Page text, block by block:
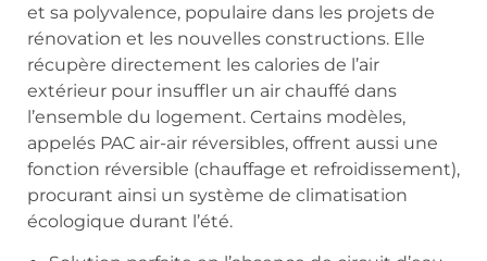
et sa polyvalence, populaire dans les projets de
rénovation et les nouvelles constructions. Elle
récupère directement les calories de l’air
extérieur pour insuffler un air chauffé dans
l’ensemble du logement. Certains modèles,
appelés PAC air-air réversibles, offrent aussi une
fonction réversible (chauffage et refroidissement),
procurant ainsi un système de climatisation
écologique durant l’été.